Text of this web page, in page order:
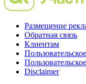
Размещение
Обратная связь
Клиентам
Disclaimer